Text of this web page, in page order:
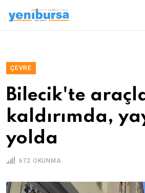
ÇEVRE
Bilecik'te
kaldırımda,
yolda
672 OKUNMA